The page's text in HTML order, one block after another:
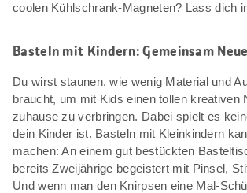
coolen Kühlschrank-Magneten? Lass dich
Basteln mit Kindern: Gemeinsam
Du wirst staunen, wie wenig Material und
braucht, um mit Kids einen tollen kreativen
zuhause zu verbringen. Dabei spielt es
dein Kinder ist. Basteln mit Kleinkindern
machen: An einem gut bestückten
bereits Zweijährige begeistert mit Pinsel,
Und wenn man den Knirpsen eine Mal-